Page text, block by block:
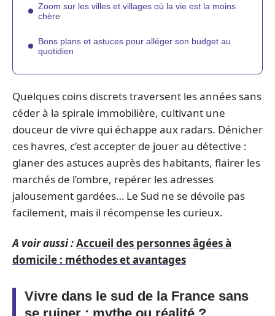
Zoom sur les villes et villages où la vie est la moins
chère
Bons plans et astuces pour alléger son budget au
quotidien
Quelques coins discrets traversent les années sans
céder à la spirale immobilière, cultivant une
douceur de vivre qui échappe aux radars. Dénicher
ces havres, c’est accepter de jouer au détective :
glaner des astuces auprès des habitants, flairer les
marchés de l’ombre, repérer les adresses
jalousement gardées… Le Sud ne se dévoile pas
facilement, mais il récompense les curieux.
A voir aussi :Accueil des personnes âgées à
domicile : méthodes et avantages
Vivre dans le sud de la France sans
se ruiner : mythe ou réalité ?